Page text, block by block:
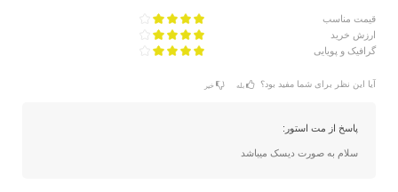
قیمت مناسب
ارزش خرید
گرافیک و پویایی
آیا این نظر برای شما مفید بود؟ بله خیر
پاسخ از مت استور:
سلام به صورت دیسک میباشد